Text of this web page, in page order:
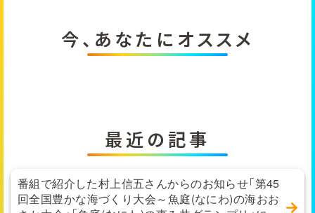
今、あなたにオススメ
最近の記事
番組で紹介した村上信五さんからのお知らせ「第45
回全国豊かな海づくり大会～魚庭(なにわ)の海おお